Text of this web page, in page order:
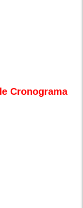
Cronograma